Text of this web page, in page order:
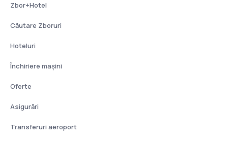
Zbor+Hotel
Căutare Zboruri
Hoteluri
Închiriere mașini
Oferte
Asigurări
Transferuri aeroport